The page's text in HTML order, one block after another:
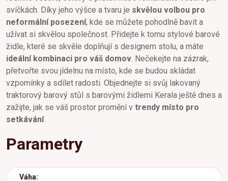
svíčkách. Díky jeho výšce a tvaru je skvělou volbou pro
neformální posezení, kde se můžete pohodlně bavit a
užívat si skvělou společnost. Přidejte k tomu stylové barové
židle, které se skvěle doplňují s designem stolu, a máte
ideální kombinaci pro váš domov . Nečekejte na zázrak,
přetvořte svou jídelnu na místo, kde se budou skládat
vzpomínky a sdílet radosti. Objednejte si svůj lakovaný
traktorový barový stůl s barovými židlemi Kerala ještě dnes a
zažijte, jak se váš prostor promění v trendy místo pro
setkávání.
Parametry
Váha: